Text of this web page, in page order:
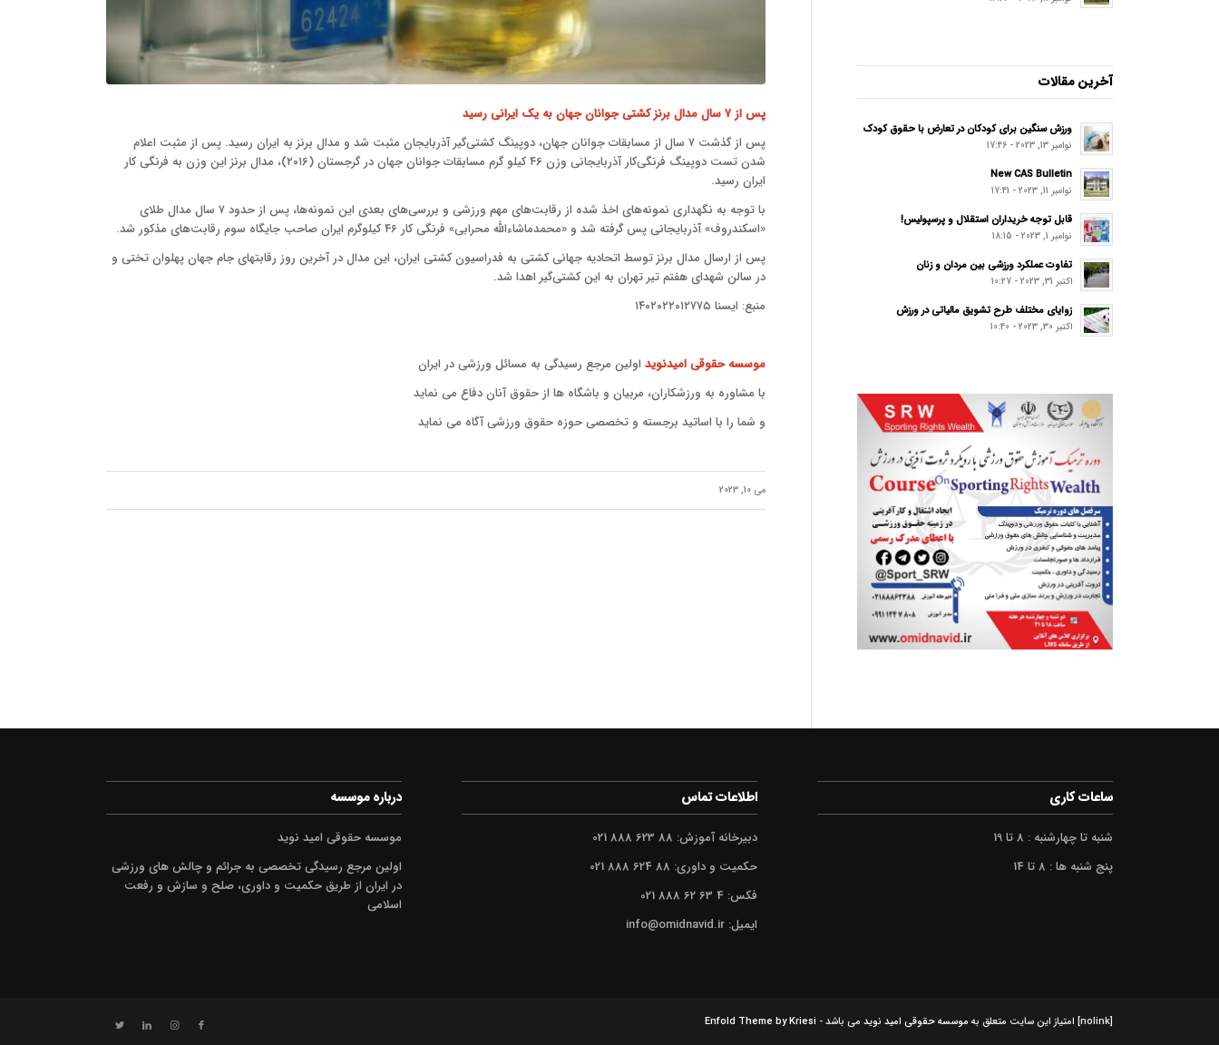
پس از ۷ سال مدال برنز کشتی جوانان جهان به یک ایرانی رسید
پس از گذشت ۷ سال از مسابقات جوانان جهان، دوپینگ کشتی‌گیر آذربایجان مثبت شد و مدال برنز به ایران رسید. پس از مثبت اعلام
شدن تست دوپینگ فرنگی‌کار آذربایجانی وزن ۴۶ کیلو گرم مسابقات جوانان جهان در گرجستان (۲۰۱۶)، مدال برنز این وزن به فرنگی کار
ایران رسید.
با توجه به نگهداری نمونه‌های اخذ شده از رقابت‌های مهم ورزشی و بررسی‌های بعدی این نمونه‌ها، پس از حدود ۷ سال مدال طلای
«اسکندروف» آذربایجانی پس گرفته شد و «محمدماشاءالله محرابی» فرنگی کار ۴۶ کیلوگرم ایران صاحب جایگاه سوم رقابت‌های مذکور شد.
پس از ارسال مدال برنز توسط اتحادیه جهانی کشتی به فدراسیون کشتی ایران، این مدال در آخرین روز رقابتهای جام جهان پهلوان تختی و
در سالن شهدای هفتم تیر تهران به این کشتی‌گیر اهدا شد.
منبع: ایسنا ۱۴۰۲۰۲۲۰۱۲۷۷۵
موسسه حقوقی امیدنوید اولین مرجع رسیدگی به مسائل ورزشی در ایران
با مشاوره به ورزشکاران، مربیان و باشگاه ها از حقوق آنان دفاع می نماید
و شما را با اساتید برجسته و تخصصی حوزه حقوق ورزشی آگاه می نماید
می 10, 2023
آخرین مقالات
ورزش سنگین برای کودکان در تعارض با حقوق کودک
نوامبر 13, 2023 - 17:46
New CAS Bulletin
نوامبر 11, 2023 - 17:41
قابل توجه خریداران استقلال و پرسپولیس!
نوامبر 1, 2023 - 18:15
تفاوت عملکرد ورزشی بین مردان و زنان
اکتبر 31, 2023 - 10:27
زوایای مختلف طرح تشویق مالیاتی در ورزش
اکتبر 30, 2023 - 10:40
ساعات کاری
شنبه تا چهارشنبه : 8 تا 19
پنج شنبه ها : 8 تا 14
اطلاعات تماس
دبیرخانه آموزش: 88 623 888 021
حکمیت و داوری: 88 624 888 021
فکس: 4 63 62 888 021
ایمیل: info@omidnavid.ir
درباره موسسه
موسسه حقوقی امید نوید
اولین مرجع رسیدگی تخصصی به جرائم و چالش های ورزشی
در ایران از طریق حکمیت و داوری، صلح و سازش و رفعت
اسلامی
[nolink] امتیاز این سایت متعلق به موسسه حقوقی امید نوید می باشد - Enfold Theme by Kriesi